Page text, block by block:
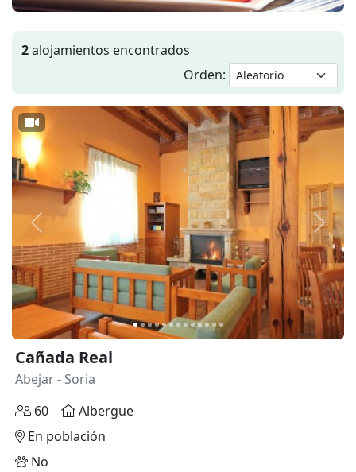
2alojamientos encontrados
Orden:
Anterior
Cañada Real
Abejar- Soria
60
Albergue
En población
No